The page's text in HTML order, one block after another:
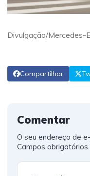
Divulgação/Mercedes-
Compartilhar
Comentar
O seu endereço de
Campos